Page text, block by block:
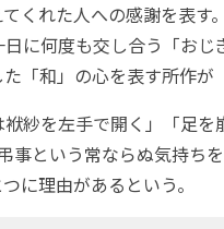
くれた人への感謝を表す
日に何度も交し合う「お
「和」の心を表す所作が
紗を左手で開く」「足
事という常ならぬ気持ち
に理由があるという。